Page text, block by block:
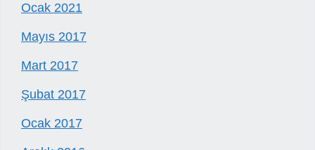
Ocak 2021
Mayıs 2017
Mart 2017
Şubat 2017
Ocak 2017